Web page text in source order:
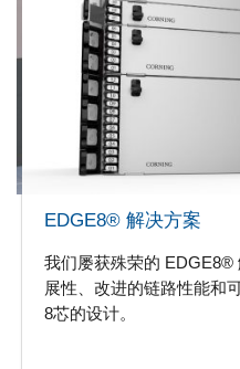
EDGE8® 解决方案
我们屡获殊荣的 EDGE8®
展性、改进的链路性能和
8芯的设计。